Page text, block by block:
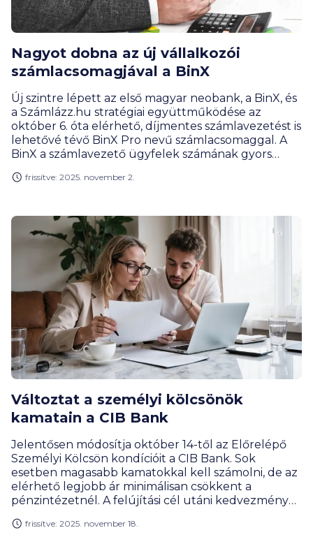
Nagyot dobna az új vállalkozói
számlacsomagjával a BinX
Új szintre lépett az első magyar neobank, a BinX, és
a Számlázz.hu stratégiai együttműködése az
október 6. óta elérhető, díjmentes számlavezetést is
lehetővé tévő BinX Pro nevű számlacsomaggal. A
BinX a számlavezető ügyfelek számának gyors
frissítve: 2025. november 2.
Változtat a személyi kölcsönök
kamatain a CIB Bank
Jelentősen módosítja október 14-től az Előrelépő
Személyi Kölcsön kondícióit a CIB Bank. Sok
esetben magasabb kamatokkal kell számolni, de az
elérhető legjobb ár minimálisan csökkent a
pénzintézetnél. A felújítási cél utáni kedvezmény
különbségek lesznek az árazásban.
frissítve: 2025. november 18.